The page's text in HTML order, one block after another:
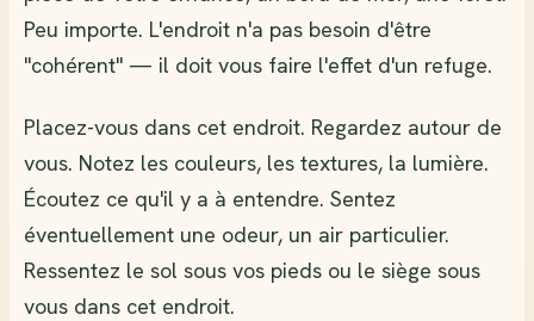
Peu importe. L'endroit n'a pas besoin d'être
"cohérent" — il doit vous faire l'effet d'un refuge.
Placez-vous dans cet endroit. Regardez autour de
vous. Notez les couleurs, les textures, la lumière.
Écoutez ce qu'il y a à entendre. Sentez
éventuellement une odeur, un air particulier.
Ressentez le sol sous vos pieds ou le siège sous
vous dans cet endroit.